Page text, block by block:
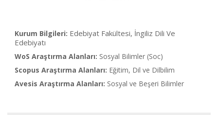
Kurum Bilgileri: Edebiyat Fakültesi, İngiliz Dili Ve
Edebiyatı
WoS Araştırma Alanları: Sosyal Bilimler (Soc)
Scopus Araştırma Alanları: Eğitim, Dil ve Dilbilim
Avesis Araştırma Alanları: Sosyal ve Beşeri Bilimler